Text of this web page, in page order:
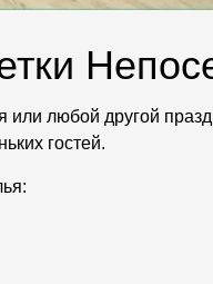
или любой другой
гостей.